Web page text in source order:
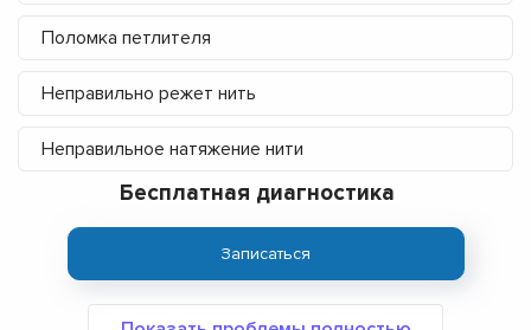
Поломка петлителя
Неправильно режет нить
Неправильное натяжение нити
Бесплатная диагностика
Записаться